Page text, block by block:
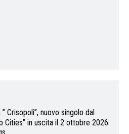
Crisopoli”, nuovo singolo dal
Cities” in uscita il 2 ottobre 2026